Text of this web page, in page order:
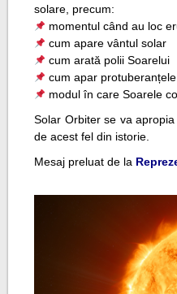
solare, precum:
momentul când au loc
cum apare vântul solar
cum arată polii Soarelui
cum apar
modul în care Soarele
Solar Orbiter se va
de acest fel din istorie.
Mesaj preluat de la